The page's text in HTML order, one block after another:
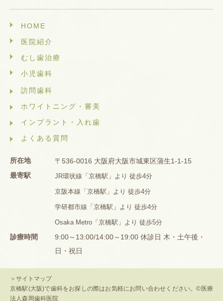
HOME
医院紹介
むし歯治療
小児歯科
訪問歯科
ホワイトニング・審美
インプラント・入れ歯
よくある質問
所在地
〒536-0016 大阪府大阪市城東区蒲生1-1-15
最寄駅
JR環状線「京橋駅」より 徒歩4分
京阪本線「京橋駅」より 徒歩4分
学研都市線「京橋駅」より 徒歩4分
Osaka Metro「京橋駅」より 徒歩5分
診療時間
9:00～13:00/14:00～19:00 休診日 木・土午後・
日・祝日
＞サイトマップ
京橋駅(大阪)で歯科をお探しの際はお気軽にお問い合わせください。©医療
法人森岡歯科医院